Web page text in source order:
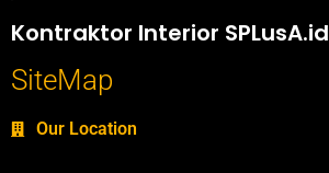
Kontraktor Interior SPLusA.id
SiteMap
Our Location